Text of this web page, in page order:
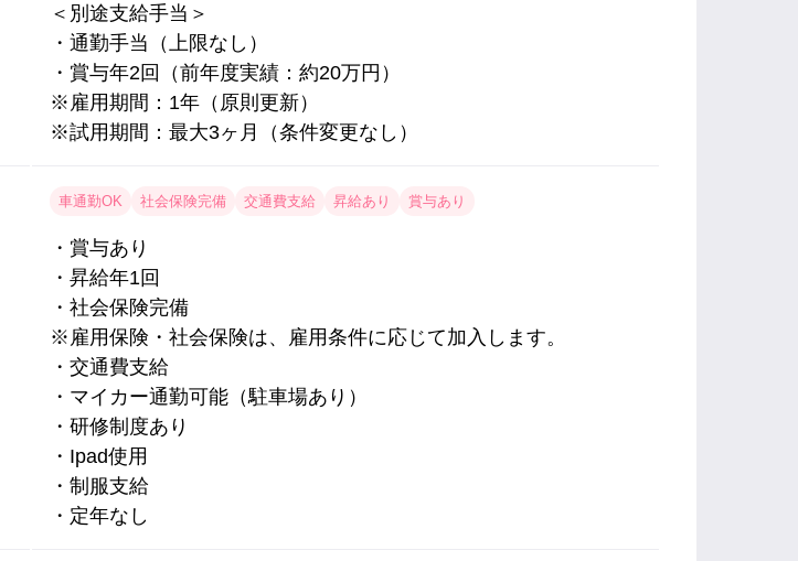
＜別途支給手当＞
・通勤手当（上限なし）
・賞与年2回（前年度実績：約20万円）
※雇用期間：1年（原則更新）
※試用期間：最大3ヶ月（条件変更なし）
車通勤OK 社会保険完備 交通費支給 昇給あり 賞与あり
・賞与あり
・昇給年1回
・社会保険完備
※雇用保険・社会保険は、雇用条件に応じて加入します。
・交通費支給
・マイカー通勤可能（駐車場あり）
・研修制度あり
・Ipad使用
・制服支給
・定年なし